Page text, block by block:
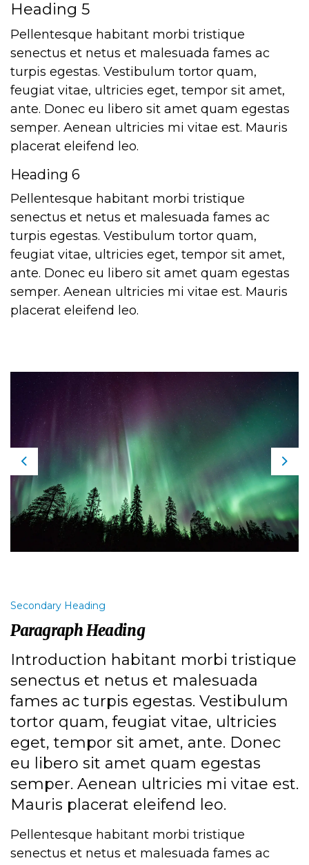
Heading 5
Pellentesque habitant morbi tristique
senectus et netus et malesuada fames ac
turpis egestas. Vestibulum tortor quam,
feugiat vitae, ultricies eget, tempor sit amet,
ante. Donec eu libero sit amet quam egestas
semper. Aenean ultricies mi vitae est. Mauris
placerat eleifend leo.
Heading 6
Pellentesque habitant morbi tristique
senectus et netus et malesuada fames ac
turpis egestas. Vestibulum tortor quam,
feugiat vitae, ultricies eget, tempor sit amet,
ante. Donec eu libero sit amet quam egestas
semper. Aenean ultricies mi vitae est. Mauris
placerat eleifend leo.
Previous
Secondary Heading
Paragraph Heading
Introduction habitant morbi tristique
senectus et netus et malesuada
fames ac turpis egestas. Vestibulum
tortor quam, feugiat vitae, ultricies
eget, tempor sit amet, ante. Donec
eu libero sit amet quam egestas
semper. Aenean ultricies mi vitae est.
Mauris placerat eleifend leo.
Pellentesque habitant morbi tristique
senectus et netus et malesuada fames ac